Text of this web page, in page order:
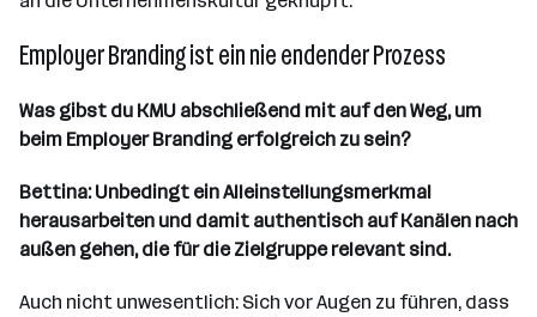
Employer Branding ist ein nie endender Prozess
Was gibst du KMU abschließend mit auf den Weg, um
beim Employer Branding erfolgreich zu sein?
Bettina: Unbedingt ein Alleinstellungsmerkmal
herausarbeiten und damit authentisch auf Kanälen nach
außen gehen, die für die Zielgruppe relevant sind.
Auch nicht unwesentlich: Sich vor Augen zu führen, dass